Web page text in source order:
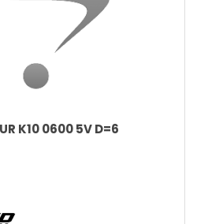
K10 0600 5V D=6